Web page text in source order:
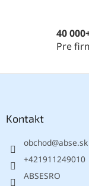
40
Pre
Kontakt
obchod@abse.sk
+421911249010
ABSESRO